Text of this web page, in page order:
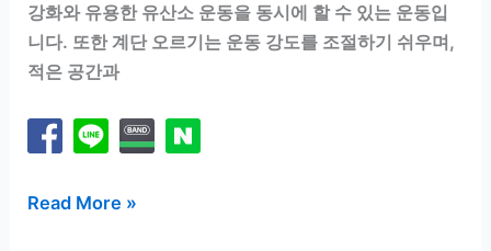
강화와 유용한 유산소 운동을 동시에 할 수 있는 운동입
니다. 또한 계단 오르기는 운동 강도를 조절하기 쉬우며,
적은 공간과
즐
Read More »